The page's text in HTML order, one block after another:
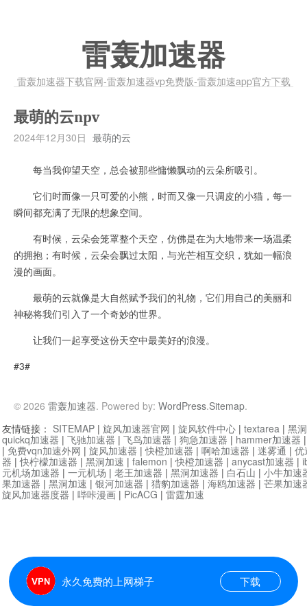
雷轰加速器
雷轰加速器下载官网-雷轰加速器vp免费版-雷轰加速app官方下载
最萌的云npv
2024年12月30日 最萌的云
每当我仰望天空，总会被那些慵懒飘动的云朵所吸引。
它们时而像一只可爱的小熊，时而又像一只调皮的小猫，每一
瞬间都充满了无限的想象空间。
有时候，云朵会笼罩整个天空，仿佛是在为大地带来一场温柔
的拥抱；有时候，云朵会飘过太阳，与光芒相互交织，犹如一幅浪
漫的画面。
最萌的云就像是大自然赋予我们的礼物，它们用自己的美丽和
神秘将我们引入了一个奇妙的世界。
让我们一起享受这份天空中最美好的浪漫。
#3#
© 2026 雷轰加速器. Powered by: WordPress.Sitemap.
永久免费的上网梯子 下载
友情链接： SITEMAP | 旋风加速器官网 | 旋风软件中心 | textarea | 黑
quickq加速器 | 飞驰加速器 | 飞鸟加速器 | 狗急加速器 | hammer加速器
| 免费vqn加速外网 | 旋风加速器 |快橙加速器 | 啊哈加速器 | 迷雾通 | 优
器 |快柠檬加速器 | 黑洞加速 | falemon |快橙加速器 | anycast加速器 |
元机场加速器 | 一元机场 | 老王加速器 | 黑洞加速器 | 白石山 | 小牛加速
果加速器 | 黑洞加速 | 银河加速器 | 猎豹加速器 | 海鸥加速器 | 芒果加速
旋风加速器度器 | 哔咔漫画 | PicACG | 雷霆加速